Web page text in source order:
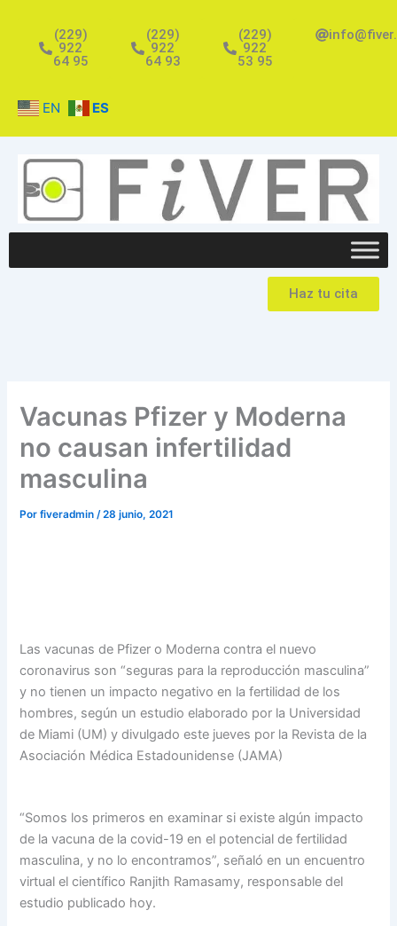
contenido
(229)
922
64 95
(229)
922
64 93
(229)
922
53 95
EN ES
Haz tu cita
Vacunas Pfizer y Moderna
no causan infertilidad
masculina
Porfiveradmin /28 junio, 2021
Las vacunas de Pfizer o Moderna contra el nuevo
coronavirus son “seguras para la reproducción masculina”
y no tienen un impacto negativo en la fertilidad de los
hombres, según un estudio elaborado por la Universidad
de Miami (UM) y divulgado este jueves por la Revista de la
Asociación Médica Estadounidense (JAMA)
“Somos los primeros en examinar si existe algún impacto
de la vacuna de la covid-19 en el potencial de fertilidad
masculina, y no lo encontramos”, señaló en un encuentro
virtual el científico Ranjith Ramasamy, responsable del
estudio publicado hoy.